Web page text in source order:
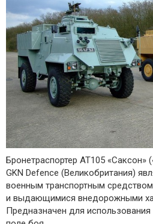
Бронетраспортер AT105 «Саксон»
GKN Defence (Великобритания)
военным транспортным
и выдающимися внедорожными
Предназначен для использования